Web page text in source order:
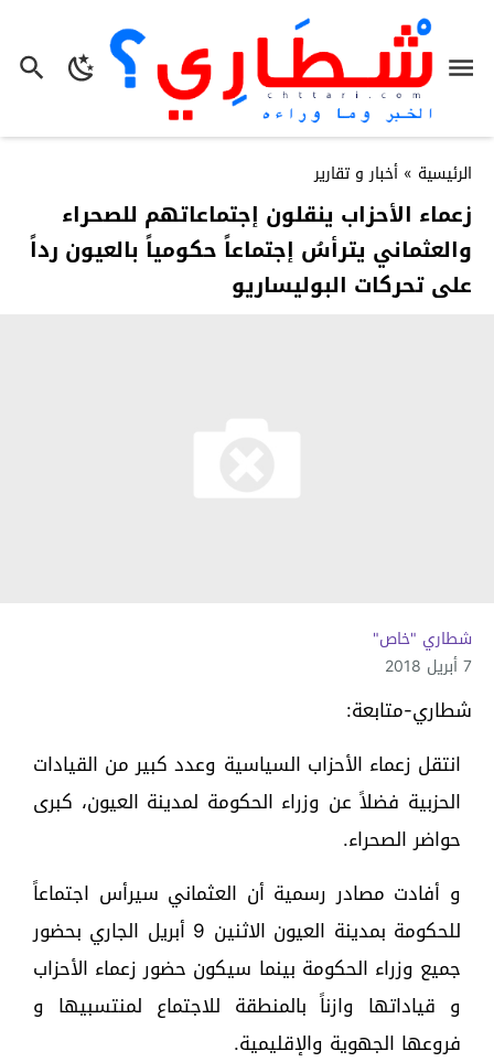
الرئيسية » أخبار و تقارير
زعماء الأحزاب ينقلون إجتماعاتهم للصحراء
والعثماني يترأسُ إجتماعاً حكومياً بالعيون رداً
على تحركات البوليساريو
شطاري "خاص"
7 أبريل 2018
شطاري-متابعة:
انتقل زعماء الأحزاب السياسية وعدد كبير من القيادات
الحزبية فضلاً عن وزراء الحكومة لمدينة العيون، كبرى
حواضر الصحراء.
و أفادت مصادر رسمية أن العثماني سيرأس اجتماعاً
للحكومة بمدينة العيون الاثنين 9 أبريل الجاري بحضور
جميع وزراء الحكومة بينما سيكون حضور زعماء الأحزاب
و قياداتها وازناً بالمنطقة للاجتماع لمنتسبيها و
فروعها الجهوية والإقليمية.